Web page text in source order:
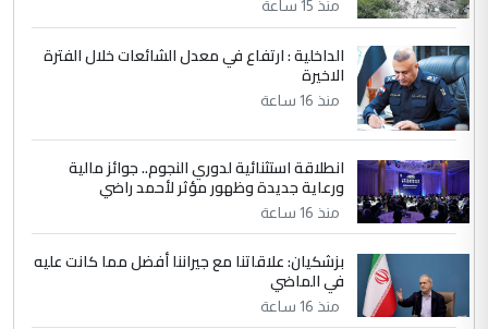
جنسية الرافد الثالث للعراق ومن اصول عريقة
ابا فرات ...
الموضوع :
الجواهري يرد على صدام حسين سل
مضجعيك يابن الزنا (نص كامل)
5 سردار
التعليق : واحد من عصابة علي ماما يسقط
جنسية الرافد الثالث للعراق ومن اصول عريقة
الموضوع :
الجواهري يرد على صدام حسين سل
مضجعيك يابن الزنا (نص كامل)
منذ 15 ساعة
الداخلية : ارتفاع في معدل الشائعات خلال الفترة
الاخيرة
منذ 16 ساعة
انطلاقة استثنائية لدوري النجوم.. جوائز مالية
ورعاية جديدة وظهور مؤثر لأحمد راضي
منذ 16 ساعة
بزشكيان: علاقاتنا مع جيراننا أفضل مما كانت عليه
في الماضي
منذ 16 ساعة